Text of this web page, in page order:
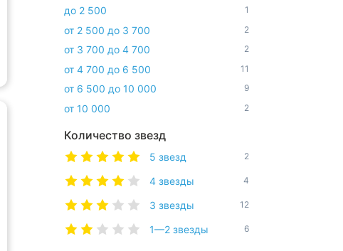
до 2 500 1
от 2 500 до 3 700 2
от 3 700 до 4 700 2
от 4 700 до 6 500 11
от 6 500 до 10 000 9
от 10 000 2
Количество звезд
5 звезд 2
4 звезды 4
3 звезды 12
1—2 звезды 6